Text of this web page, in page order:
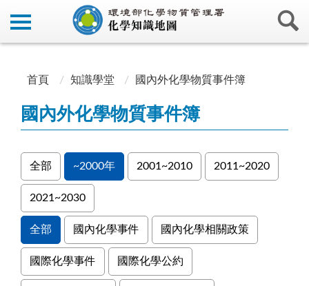
首頁 知識學堂 國內外化學物質事件簿
國內外化學物質事件簿
全部 ~2000年 2001~2010 2011~2020
2021~2030
全部 國內化學事件 國內化學相關政策
國際化學事件 國際化學公約